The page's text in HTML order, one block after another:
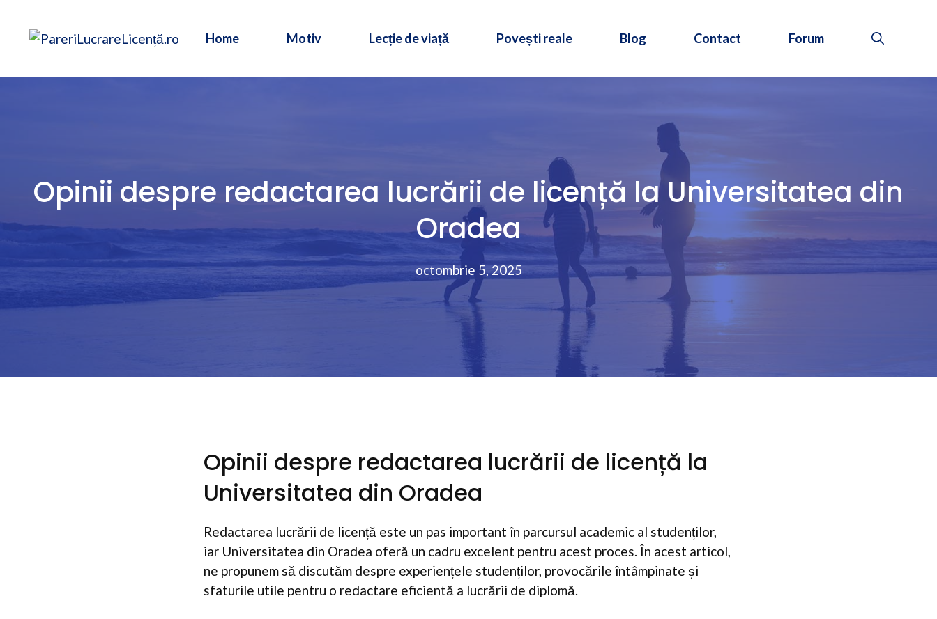
conținut
Home Motiv Lecție de viață Povești reale Blog Contact Forum
Opinii despre redactarea lucrării de licență la Universitatea din
Oradea
octombrie 5, 2025
Opinii despre redactarea lucrării de licență la
Universitatea din Oradea
Redactarea lucrării de licență este un pas important în parcursul academic al studenților,
iar Universitatea din Oradea oferă un cadru excelent pentru acest proces. În acest articol,
ne propunem să discutăm despre experiențele studenților, provocările întâmpinate și
sfaturile utile pentru o redactare eficientă a lucrării de diplomă.